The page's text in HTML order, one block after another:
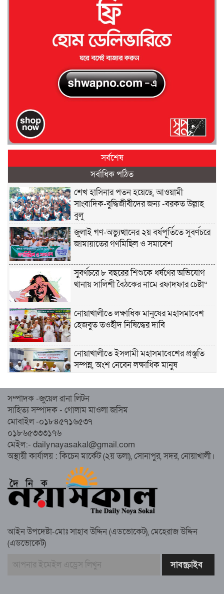
সর্বশেষ
সর্বাধিক পঠিত
শেখ হাসিনার পতন হয়েছে, আওয়ামী
সাংবাদিক-বুদ্ধিজীবীদের জন্য -বরকত উল্লাহ
বুলু
জুলাই গণ-অভ্যুত্থানের ২য় বর্ষপূর্তিতে সুবর্ণচরে
জামায়াতের গণমিছিল ও সমাবেশ
সুবর্ণচরে ৮ বছরের শিশুকে ধর্ষণের অভিযোগ
থানায় সালিশী বৈঠকের নামে রফাদফার চেষ্টা“
নোয়াখালীতে লক্ষাধিক মানুষের মহাসমাবেশ
হেজবুত তওহীদ নিষিদ্ধের দাবি
নোয়াখালীতে ইসলামী মহাসমাবেশের প্রস্তুতি
সম্পন্ন, অংশ নেবেন লক্ষাধিক মানুষ
নোয়াখালীতে ইসলামী ছাত্রশিবিরের ‘অদম্য
জুলাই’ মিছিল
চেয়ারম্যান গ্রেপ্তার
গাউসিয়া কমিটির সম্পাদক কামাল হোসাইনের
স্মরণ সভায় মিলাদ ও দোয়া
কামরুল কাননের ছবি বিকৃত করে অপপ্রচারের
বাংলাদেশ আজ দুই ভাগে বিভক্ত—একটি
সম্পাদক -জুয়েল রানা লিটন
সাহিত্য সম্পাদক - গোলাম মাওলা জসিম
মোবাইল -০১৮৪৫৭১৬৫৩৭
০১৮৬৫৩৩৩১৭৬
মেইল:- dailynayasakal@gmail.com
অস্থায়ী কার্যালয় : কিচেন মার্কেট (২য় তলা), সোনাপুর, সদর, নোয়াখালী।
আইন উপদেষ্টা-মোঃ সাহাব উদ্দিন (এডভোকেট), মেহেরাজ উদ্দিন
(এডভোকেট)